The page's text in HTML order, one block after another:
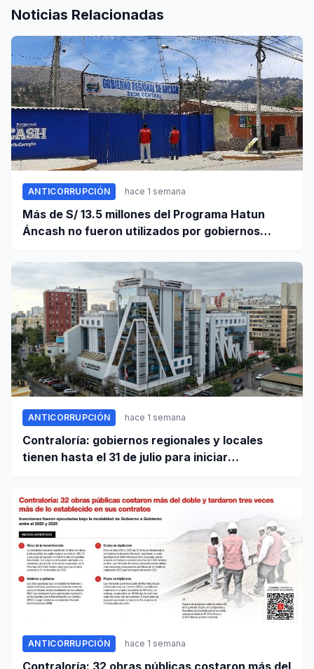
Noticias Relacionadas
ANTICORRUPCIÓN hace 1 semana
Más de S/ 13.5 millones del Programa Hatun
Áncash no fueron utilizados por gobiernos
ANTICORRUPCIÓN hace 1 semana
Contraloría: gobiernos regionales y locales
tienen hasta el 31 de julio para iniciar
ANTICORRUPCIÓN hace 1 semana